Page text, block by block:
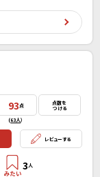
93 点
(63人）
点数を
つける
レビューする
3人